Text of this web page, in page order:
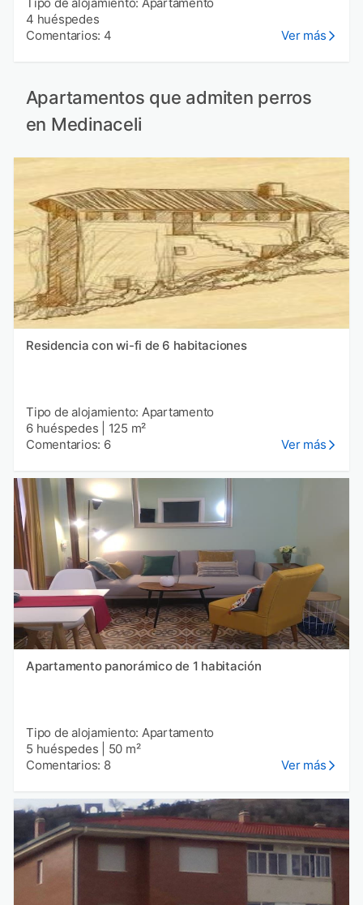
4 huéspedes
Comentarios: 4
Ver más
Apartamentos que admiten perros
en Medinaceli
Residencia con wi-fi de 6 habitaciones
Tipo de alojamiento: Apartamento
6 huéspedes
125 m²
Comentarios: 6
Ver más
Apartamento panorámico de 1 habitación
Tipo de alojamiento: Apartamento
5 huéspedes
50 m²
Comentarios: 8
Ver más